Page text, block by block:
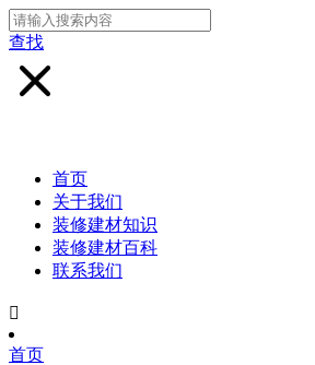
查找
首页
关于我们
装修建材知识
装修建材百科
联系我们

首页